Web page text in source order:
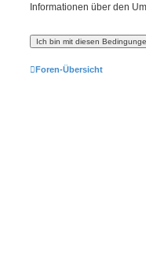
Informationen über den
Foren-Übersicht